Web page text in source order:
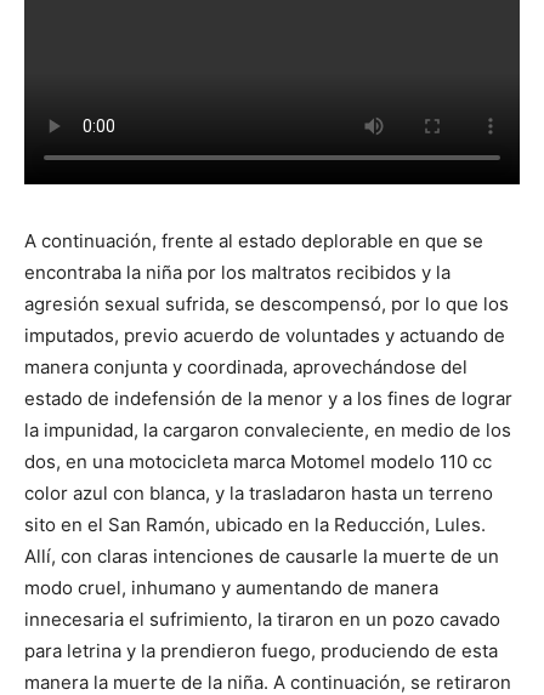
A continuación, frente al estado deplorable en que se
encontraba la niña por los maltratos recibidos y la
agresión sexual sufrida, se descompensó, por lo que los
imputados, previo acuerdo de voluntades y actuando de
manera conjunta y coordinada, aprovechándose del
estado de indefensión de la menor y a los fines de lograr
la impunidad, la cargaron convaleciente, en medio de los
dos, en una motocicleta marca Motomel modelo 110 cc
color azul con blanca, y la trasladaron hasta un terreno
sito en el San Ramón, ubicado en la Reducción, Lules.
Allí, con claras intenciones de causarle la muerte de un
modo cruel, inhumano y aumentando de manera
innecesaria el sufrimiento, la tiraron en un pozo cavado
para letrina y la prendieron fuego, produciendo de esta
manera la muerte de la niña. A continuación, se retiraron